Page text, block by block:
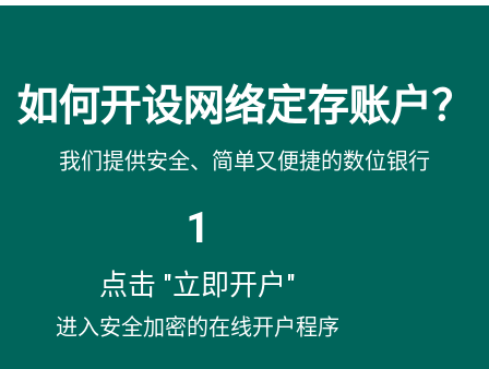
如何开设网络定存账户？
我们提供安全、简单又便捷的数位银行
1
点击 "立即开户"
进入安全加密的在线开户程序